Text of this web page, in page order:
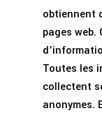
obtiennent
pages web.
Toutes les
collectent
anonymes.